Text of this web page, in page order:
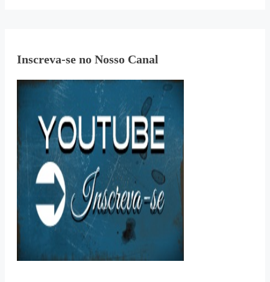
Inscreva-se no Nosso Canal